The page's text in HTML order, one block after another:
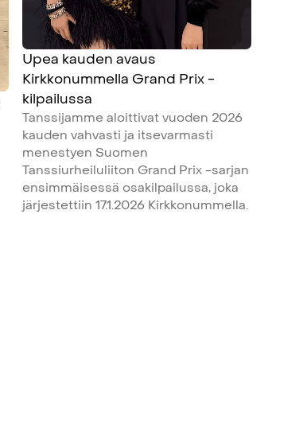
Upea kauden avaus
Kirkkonummella Grand Prix -
kilpailussa
Tanssijamme aloittivat vuoden 2026
kauden vahvasti ja itsevarmasti
menestyen Suomen
Tanssiurheiluliiton Grand Prix -sarjan
ensimmäisessä osakilpailussa, joka
järjestettiin 17.1.2026 Kirkkonummella.‍